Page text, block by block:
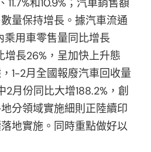
11.7%和10.9%；汽車銷售額
量保持增長。據汽車流通
乘用車零售量同比增長
增長26%，呈加快上升態
1-2月全國報廢汽車回收量
2月份同比大增188.2%，創
分領域實施細則正陸續印
地實施。同時重點做好以